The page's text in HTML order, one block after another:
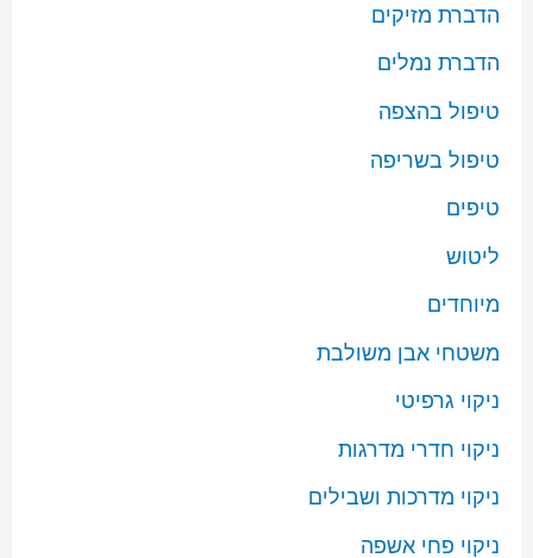
הדברת מזיקים
הדברת נמלים
טיפול בהצפה
טיפול בשריפה
טיפים
ליטוש
מיוחדים
משטחי אבן משולבת
ניקוי גרפיטי
ניקוי חדרי מדרגות
ניקוי מדרכות ושבילים
ניקוי פחי אשפה